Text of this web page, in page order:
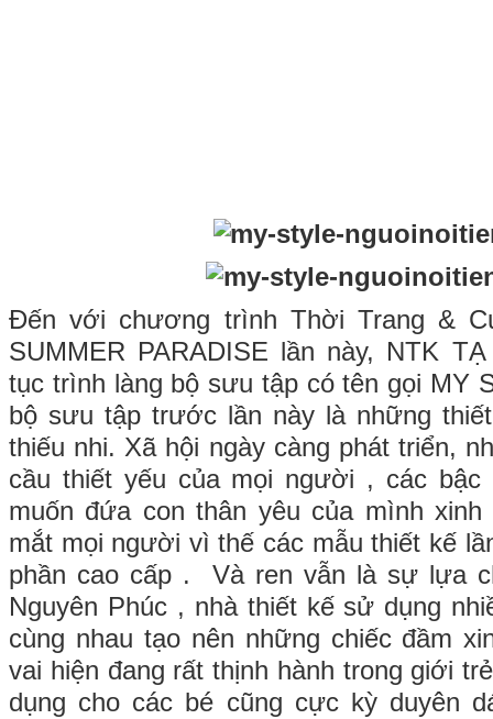
Đến với chương trình Thời Trang &
SUMMER PARADISE lần này, NTK
tục trình làng bộ sưu tập có tên gọi MY
bộ sưu tập trước lần này là những
thiếu nhi. Xã hội ngày càng phát triển,
cầu thiết yếu của mọi người , các bậc
muốn đứa con thân yêu của mình
mắt mọi người vì thế các mẫu thiết kế
phần cao cấp . Và ren vẫn là sự lựa
Nguyên Phúc , nhà thiết kế sử dụng
cùng nhau tạo nên những chiếc đầm
vai hiện đang rất thịnh hành trong giới
dụng cho các bé cũng cực kỳ duyên